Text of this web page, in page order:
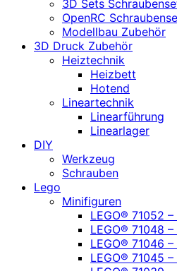
3D Sets
OpenRC
Modellbau Zubehör
3D Druck Zubehör
Heiztechnik
Heizbett
Hotend
Lineartechnik
Linearführung
Linearlager
DIY
Werkzeug
Schrauben
Lego
Minifiguren
LEGO® 71052
LEGO® 71048
LEGO® 71046
LEGO® 71045